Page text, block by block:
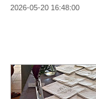
2026-05-20 16:48:00